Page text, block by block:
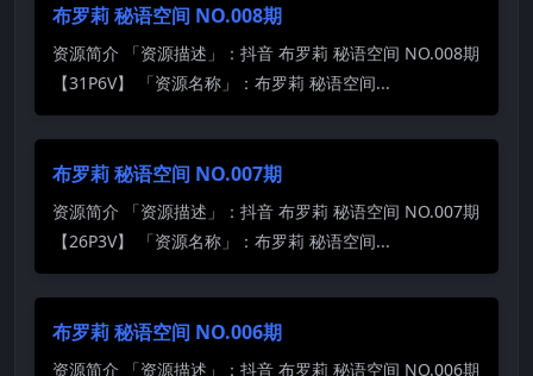
布罗莉 秘语空间 NO.008期
资源简介 「资源描述」：抖音 布罗莉 秘语空间 NO.008期
【31P6V】 「资源名称」：布罗莉 秘语空间...
布罗莉 秘语空间 NO.007期
资源简介 「资源描述」：抖音 布罗莉 秘语空间 NO.007期
【26P3V】 「资源名称」：布罗莉 秘语空间...
布罗莉 秘语空间 NO.006期
资源简介 「资源描述」：抖音 布罗莉 秘语空间 NO.006期